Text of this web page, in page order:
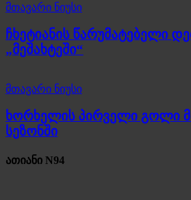
მთავარი ნიუსი
ჩხეტიანის წარუმატებელი
„მეშახტეში“
მთავარი ნიუსი
ხორხელის პირველი გოლი
სეზონში
ათიანი N94